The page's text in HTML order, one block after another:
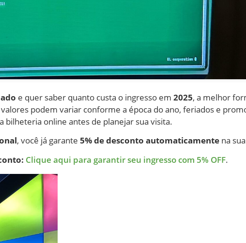
e quer saber quanto custa o ingresso em 2025, a melhor
valores podem variar conforme a época do ano, feriados e
online antes de planejar sua visita.
, você já garante 5% de desconto automaticamente na
Clique aqui para garantir seu ingresso com 5% OFF.